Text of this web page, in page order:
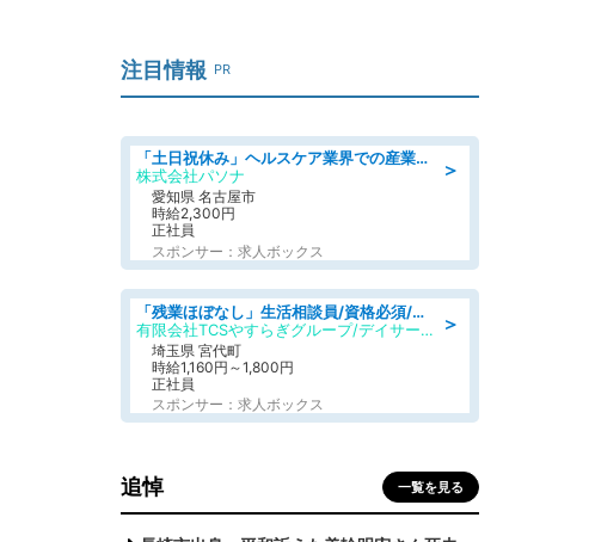
注目情報 PR
＞
「土日祝休み」ヘルスケア業界での産業保健師業務/看護師/高時給/未経験OK/要資格:正看護師
株式会社パソナ
愛知県 名古屋市
時給2,300円
正社員
スポンサー：求人ボックス
＞
「残業ほぼなし」生活相談員/資格必須/正職員/日勤のみ/デイサービス
有限会社TCSやすらぎグループ/デイサービスやすらぎ
埼玉県 宮代町
時給1,160円～1,800円
正社員
スポンサー：求人ボックス
追悼 一覧を見る